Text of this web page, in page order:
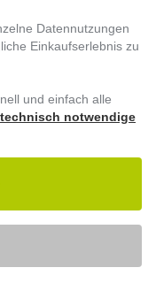
Vorkasse
Datennutzungen
Einkaufserlebnis zu
und einfach alle
technisch notwendige